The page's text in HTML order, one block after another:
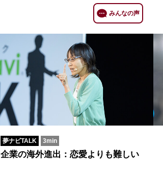
みんなの声
夢ナビTALK 3min
企業の海外進出：恋愛よりも難しい